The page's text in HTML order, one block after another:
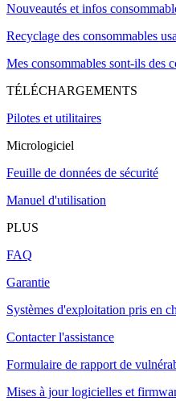
Nouveautés et infos
Recyclage des consommables
Mes consommables sont-ils des
TÉLÉCHARGEMENTS
Pilotes et utilitaires
Micrologiciel
Feuille de données de sécurité
Manuel d'utilisation
PLUS
FAQ
Garantie
Systèmes d'exploitation pris en
Contacter l'assistance
Formulaire de rapport de
Mises à jour logicielles et